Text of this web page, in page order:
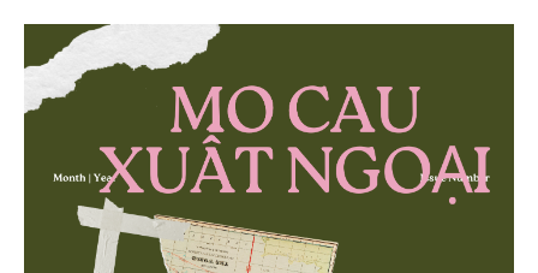
then chốt là nông nghiệp và môi trường.